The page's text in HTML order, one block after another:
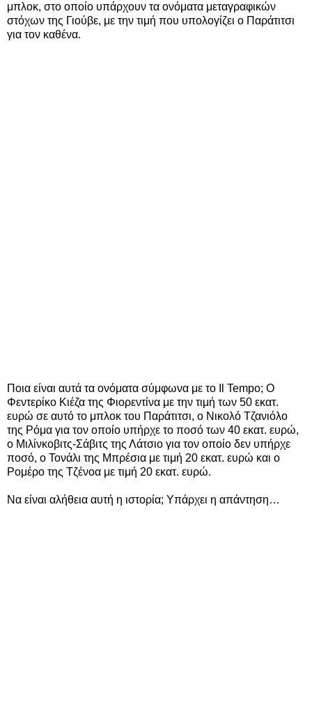
μπλοκ, στο οποίο υπάρχουν τα ονόματα μεταγραφικών
στόχων της Γιούβε, με την τιμή που υπολογίζει ο Παράτιτσι
για τον καθένα.
Ποια είναι αυτά τα ονόματα σύμφωνα με το Il Tempo; Ο
Φεντερίκο Κιέζα της Φιορεντίνα με την τιμή των 50 εκατ.
ευρώ σε αυτό το μπλοκ του Παράτιτσι, ο Νικολό Τζανιόλο
της Ρόμα για τον οποίο υπήρχε το ποσό των 40 εκατ. ευρώ,
ο Μιλίνκοβιτς-Σάβιτς της Λάτσιο για τον οποίο δεν υπήρχε
ποσό, ο Τονάλι της Μπρέσια με τιμή 20 εκατ. ευρώ και ο
Ρομέρο της Τζένοα με τιμή 20 εκατ. ευρώ.
Να είναι αλήθεια αυτή η ιστορία; Υπάρχει η απάντηση…